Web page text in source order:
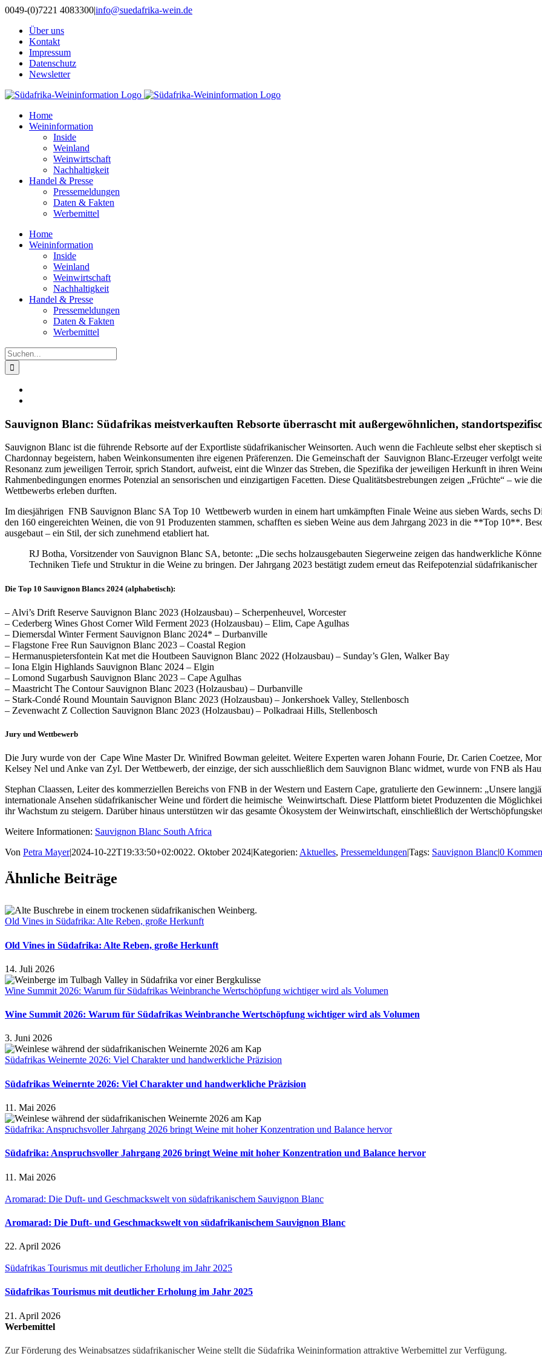
Zum
springen
0049-(0)7221 4083300|info@suedafrika-wein.de
Über uns
Kontakt
Impressum
Datenschutz
Newsletter
Home
Weininformation
Inside
Weinland
Weinwirtschaft
Nachhaltigkeit
Handel & Presse
Pressemeldungen
Daten & Fakten
Werbemittel
Home
Weininformation
Inside
Weinland
Weinwirtschaft
Nachhaltigkeit
Handel & Presse
Pressemeldungen
Daten & Fakten
Werbemittel
Suche
nach:
Sauvignon Blanc: Südafrikas meistverkauften Rebsorte überrascht mit außergewöhnlichen,
Sauvignon Blanc ist die führende Rebsorte auf der Exportliste südafrikanischer Weinsorten. Auch wenn die Fachleute selbst eher
Chardonnay begeistern, haben Weinkonsumenten ihre eigenen Präferenzen. Die Gemeinschaft der Sauvignon Blanc-Erzeuger verfolgt
Resonanz zum jeweiligen Terroir, sprich Standort, aufweist, eint die Winzer das Streben, die Spezifika der jeweiligen Herkunft in ihren
Rahmenbedingungen enormes Potenzial an sensorischen und einzigartigen Facetten. Diese Qualitätsbestrebungen zeigen „Früchte“ – wie
Wettbewerbs erleben durften.
Im diesjährigen FNB Sauvignon Blanc SA Top 10 Wettbewerb wurden in einem hart umkämpften Finale Weine aus sieben Wards, sechs
den 160 eingereichten Weinen, die von 91 Produzenten stammen, schafften es sieben Weine aus dem Jahrgang 2023 in die **Top 10**.
ausgebaut – ein Stil, der sich zunehmend etabliert hat.
RJ Botha, Vorsitzender von Sauvignon Blanc SA, betonte: „Die sechs holzausgebauten Siegerweine zeigen das handwerkliche
Techniken Tiefe und Struktur in die Weine zu bringen. Der Jahrgang 2023 bestätigt zudem erneut das Reifepotenzial
Die Top 10 Sauvignon Blancs 2024 (alphabetisch):
– Alvi’s Drift Reserve Sauvignon Blanc 2023 (Holzausbau) – Scherpenheuvel, Worcester
– Cederberg Wines Ghost Corner Wild Ferment 2023 (Holzausbau) – Elim, Cape Agulhas
– Diemersdal Winter Ferment Sauvignon Blanc 2024* – Durbanville
– Flagstone Free Run Sauvignon Blanc 2023 – Coastal Region
– Hermanuspietersfontein Kat met die Houtbeen Sauvignon Blanc 2022 (Holzausbau) – Sunday’s Glen, Walker Bay
– Iona Elgin Highlands Sauvignon Blanc 2024 – Elgin
– Lomond Sugarbush Sauvignon Blanc 2023 – Cape Agulhas
– Maastricht The Contour Sauvignon Blanc 2023 (Holzausbau) – Durbanville
– Stark-Condé Round Mountain Sauvignon Blanc 2023 (Holzausbau) – Jonkershoek Valley, Stellenbosch
– Zevenwacht Z Collection Sauvignon Blanc 2023 (Holzausbau) – Polkadraai Hills, Stellenbosch
Jury und Wettbewerb
Die Jury wurde von der Cape Wine Master Dr. Winifred Bowman geleitet. Weitere Experten waren Johann Fourie, Dr. Carien Coetzee,
Kelsey Nel und Anke van Zyl. Der Wettbewerb, der einzige, der sich ausschließlich dem Sauvignon Blanc widmet, wurde von FNB als
Stephan Claassen, Leiter des kommerziellen Bereichs von FNB in der Western und Eastern Cape, gratulierte den Gewinnern: „Unsere
internationale Ansehen südafrikanischer Weine und fördert die heimische Weinwirtschaft. Diese Plattform bietet Produzenten die
ihr Wachstum zu steigern. Darüber hinaus unterstützen wir das gesamte Ökosystem der Weinwirtschaft, einschließlich der
Weitere Informationen: Sauvignon Blanc South Africa
Von Petra Mayer|2024-10-22T19:33:50+02:0022. Oktober 2024|Kategorien: Aktuelles, Pressemeldungen|Tags: Sauvignon Blanc|0
Ähnliche Beiträge
Old Vines in Südafrika: Alte Reben, große Herkunft
Old Vines in Südafrika: Alte Reben, große Herkunft
14. Juli 2026
Wine Summit 2026: Warum für Südafrikas Weinbranche Wertschöpfung wichtiger wird als Volumen
Wine Summit 2026: Warum für Südafrikas Weinbranche Wertschöpfung wichtiger wird als Volumen
3. Juni 2026
Südafrikas Weinernte 2026: Viel Charakter und handwerkliche Präzision
Südafrikas Weinernte 2026: Viel Charakter und handwerkliche Präzision
11. Mai 2026
Südafrika: Anspruchsvoller Jahrgang 2026 bringt Weine mit hoher Konzentration und Balance hervor
Südafrika: Anspruchsvoller Jahrgang 2026 bringt Weine mit hoher Konzentration und Balance hervor
11. Mai 2026
Aromarad: Die Duft- und Geschmackswelt von südafrikanischem Sauvignon Blanc
Aromarad: Die Duft- und Geschmackswelt von südafrikanischem Sauvignon Blanc
22. April 2026
Südafrikas Tourismus mit deutlicher Erholung im Jahr 2025
Südafrikas Tourismus mit deutlicher Erholung im Jahr 2025
21. April 2026
Werbemittel
Zur Förderung des Weinabsatzes südafrikanischer Weine stellt die Südafrika Weininformation attraktive Werbemittel zur Verfügung.